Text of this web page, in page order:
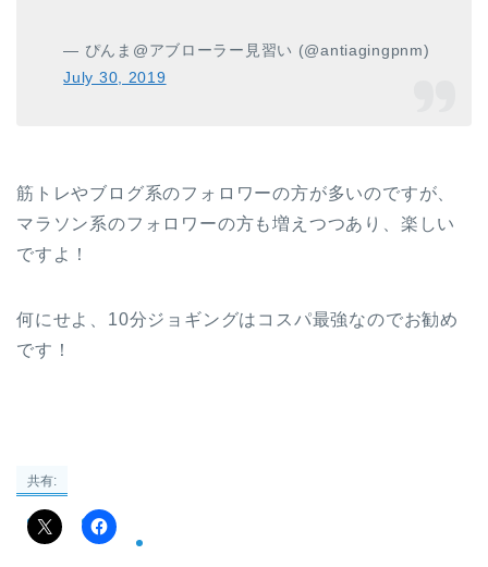
— ぴんま@アブローラー見習い (@antiagingpnm)
July 30, 2019
筋トレやブログ系のフォロワーの方が多いのですが、
マラソン系のフォロワーの方も増えつつあり、楽しい
ですよ！
何にせよ、10分ジョギングはコスパ最強なのでお勧め
です！
共有: